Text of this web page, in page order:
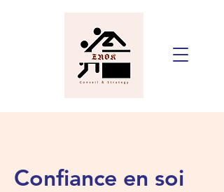
Confiance en soi